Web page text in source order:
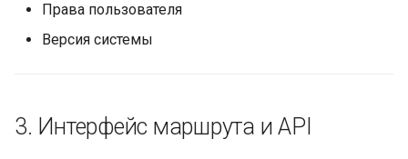
Права пользователя
Версия системы
3. Интерфейс маршрута и API